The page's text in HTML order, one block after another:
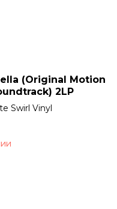
(Original Motion
2LP
Swirl Vinyl